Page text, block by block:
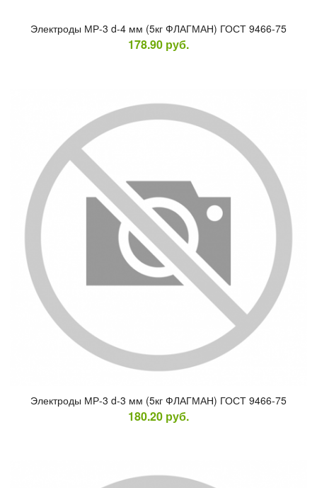
Элек­тро­ды МР-3 d-4 мм (5кг ФЛАГ­МАН) ГОСТ 9466-75
178.90 руб.
Элек­тро­ды МР-3 d-3 мм (5кг ФЛАГ­МАН) ГОСТ 9466-75
180.20 руб.